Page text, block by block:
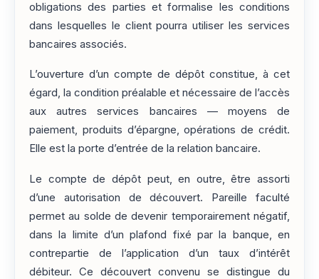
obligations des parties et formalise les conditions
dans lesquelles le client pourra utiliser les services
bancaires associés.
L’ouverture d’un compte de dépôt constitue, à cet
égard, la condition préalable et nécessaire de l’accès
aux autres services bancaires — moyens de
paiement, produits d’épargne, opérations de crédit.
Elle est la porte d’entrée de la relation bancaire.
Le compte de dépôt peut, en outre, être assorti
d’une autorisation de découvert. Pareille faculté
permet au solde de devenir temporairement négatif,
dans la limite d’un plafond fixé par la banque, en
contrepartie de l’application d’un taux d’intérêt
débiteur. Ce découvert convenu se distingue du